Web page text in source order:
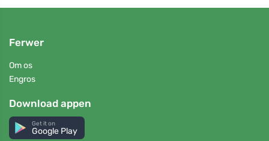
Ferwer
Om os
Engros
Download appen
Get it on
Google Play